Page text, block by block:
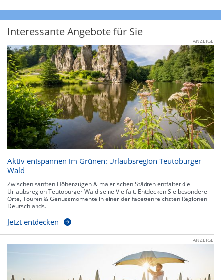
Interessante Angebote für Sie
ANZEIGE
Aktiv entspannen im Grünen: Urlaubsregion Teutoburger
Wald
Zwischen sanften Höhenzügen & malerischen Städten entfaltet die
Urlaubsregion Teutoburger Wald seine Vielfalt. Entdecken Sie besondere
Orte, Touren & Genussmomente in einer der facettenreichsten Regionen
Deutschlands.
Jetzt entdecken
ANZEIGE